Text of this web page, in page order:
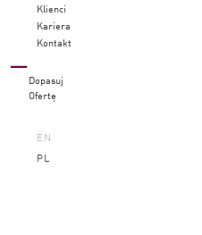
Klienci
Kariera
Kontakt
Dopasuj
Ofertę
EN
PL